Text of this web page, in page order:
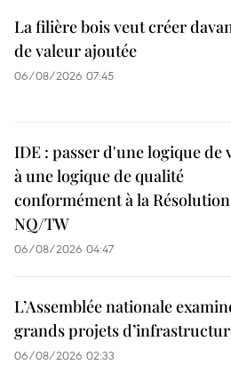
La filière bois veut créer
de valeur ajoutée
06/08/2026 07:45
IDE : passer d'une logique de
à une logique de qualité
conformément à la
NQ/TW
06/08/2026 04:47
L’Assemblée nationale
grands projets
06/08/2026 02:33